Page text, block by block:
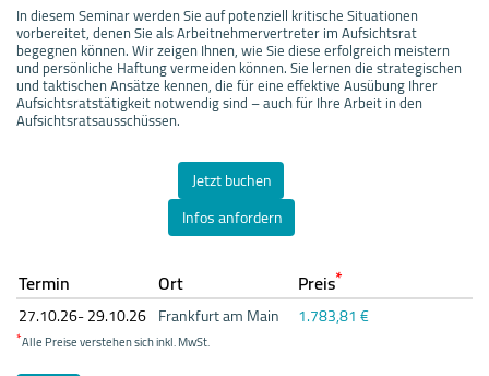
In diesem Seminar werden Sie auf potenziell kritische Situationen
vorbereitet, denen Sie als Arbeitnehmervertreter im Aufsichtsrat
begegnen können. Wir zeigen Ihnen, wie Sie diese erfolgreich meistern
und persönliche Haftung vermeiden können. Sie lernen die strategischen
und taktischen Ansätze kennen, die für eine effektive Ausübung Ihrer
Aufsichtsratstätigkeit notwendig sind – auch für Ihre Arbeit in den
Aufsichtsratsausschüssen.
Jetzt buchen
Infos anfordern
Termin Ort Preis*
27.10.26- 29.10.26 Frankfurt am Main 1.783,81 €
*Alle Preise verstehen sich inkl. MwSt.